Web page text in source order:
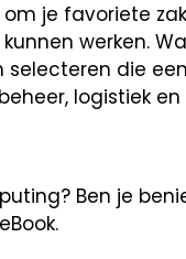
je favoriete
werken.
die
logistiek
Ben je